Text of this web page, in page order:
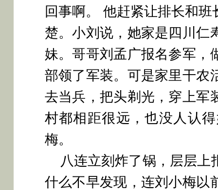
回事啊。
他赶紧让排长和班
楚。小刘说，她家是四川仁
妹。哥哥刘孟广报名参军，
部领了军装。可是家里干农
去当兵，把头剃光，穿上军
村都相距很远，也没人认
梅。
八连立刻炸了锅，层层
什么不早发现，连刘小梅以